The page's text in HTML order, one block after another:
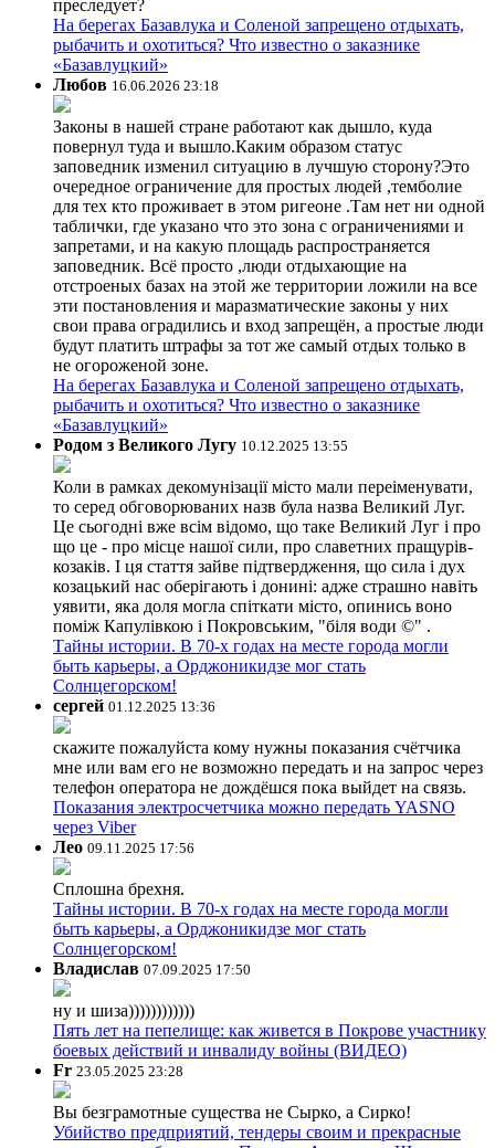
преследует?
На берегах Базавлука и Соленой запрещено отдыхать,
рыбачить и охотиться? Что известно о заказнике
«Базавлуцкий»
Любов 16.06.2026 23:18
Законы в нашей стране работают как дышло, куда
повернул туда и вышло.Каким образом статус
заповедник изменил ситуацию в лучшую сторону?Это
очередное ограничение для простых людей ,темболие
для тех кто проживает в этом ригеоне .Там нет ни одной
таблички, где указано что это зона с ограничениями и
запретами, и на какую площадь распространяется
заповедник. Всё просто ,люди отдыхающие на
отстроеных базах на этой же территории ложили на все
эти постановления и маразматические законы у них
свои права оградились и вход запрещён, а простые люди
будут платить штрафы за тот же самый отдых только в
не огороженой зоне.
На берегах Базавлука и Соленой запрещено отдыхать,
рыбачить и охотиться? Что известно о заказнике
«Базавлуцкий»
Родом з Великого Лугу 10.12.2025 13:55
Коли в рамках декомунізації місто мали переіменувати,
то серед обговорюваних назв була назва Великий Луг.
Це сьогодні вже всім відомо, що таке Великий Луг і про
що це - про місце нашої сили, про славетних пращурів-
козаків. І ця стаття зайве підтвердження, що сила і дух
козацький нас оберігають і донині: адже страшно навіть
уявити, яка доля могла спіткати місто, опинись воно
поміж Капулівкою і Покровським, "біля води ©" .
Тайны истории. В 70-х годах на месте города могли
быть карьеры, а Орджоникидзе мог стать
Солнцегорском!
сергей 01.12.2025 13:36
скажите пожалуйста кому нужны показания счётчика
мне или вам его не возможно передать и на запрос через
телефон оператора не дождёшся пока выйдет на связь.
Показания электросчетчика можно передать YASNO
через Viber
Лео 09.11.2025 17:56
Сплошна брехня.
Тайны истории. В 70-х годах на месте города могли
быть карьеры, а Орджоникидзе мог стать
Солнцегорском!
Владислав 07.09.2025 17:50
ну и шиза))))))))))))
Пять лет на пепелище: как живется в Покрове участнику
боевых действий и инвалиду войны (ВИДЕО)
Fr 23.05.2025 23:28
Вы безграмотные существа не Сырко, а Сирко!
Убийство предприятий, тендеры своим и прекрасные